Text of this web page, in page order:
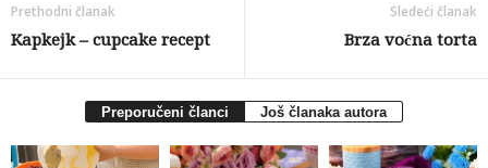
Prethodni članak
Kapkejk – cupcake recept
Sledeći članak
Brza voćna torta
Preporučeni članci Još članaka autora